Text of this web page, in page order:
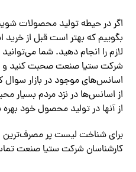
اگر در حیطه تولید محصولات
بگوییم که بهتر است قبل از
لازم را انجام دهید. شما
شرکت ستیا صنعت صحبت کنید و از
اسانس‌های موجود در بازار سوال
از اسانس‌ها در نزد مردم بسیار
از آنها در تولید محصول خود بهره
برای شناخت لیست پر مصرف‌ترین
کارشناسان شرکت ستیا صنعت